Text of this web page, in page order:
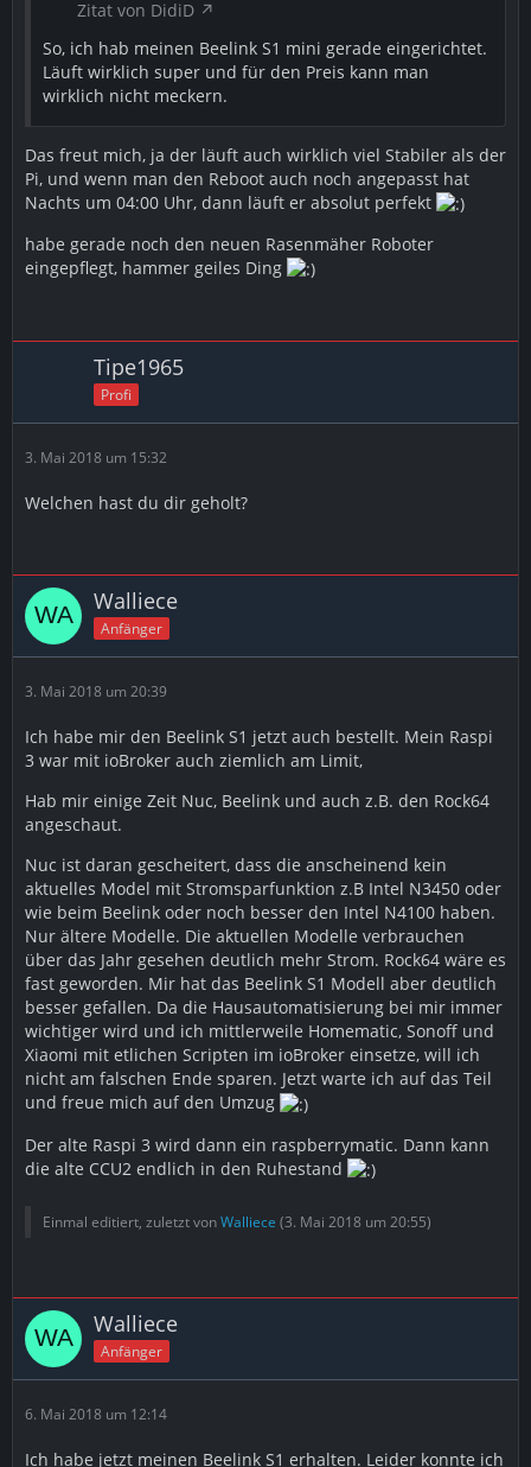
Zitat von DidiD
So, ich hab meinen Beelink S1 mini gerade eingerichtet.
Läuft wirklich super und für den Preis kann man
wirklich nicht meckern.
Das freut mich, ja der läuft auch wirklich viel Stabiler als der
Pi, und wenn man den Reboot auch noch angepasst hat
Nachts um 04:00 Uhr, dann läuft er absolut perfekt
habe gerade noch den neuen Rasenmäher Roboter
eingepflegt, hammer geiles Ding
Tipe1965
Profi
3. Mai 2018 um 15:32
Welchen hast du dir geholt?
Walliece
Anfänger
3. Mai 2018 um 20:39
Ich habe mir den Beelink S1 jetzt auch bestellt. Mein Raspi
3 war mit ioBroker auch ziemlich am Limit,
Hab mir einige Zeit Nuc, Beelink und auch z.B. den Rock64
angeschaut.
Nuc ist daran gescheitert, dass die anscheinend kein
aktuelles Model mit Stromsparfunktion z.B Intel N3450 oder
wie beim Beelink oder noch besser den Intel N4100 haben.
Nur ältere Modelle. Die aktuellen Modelle verbrauchen
über das Jahr gesehen deutlich mehr Strom. Rock64 wäre es
fast geworden. Mir hat das Beelink S1 Modell aber deutlich
besser gefallen. Da die Hausautomatisierung bei mir immer
wichtiger wird und ich mittlerweile Homematic, Sonoff und
Xiaomi mit etlichen Scripten im ioBroker einsetze, will ich
nicht am falschen Ende sparen. Jetzt warte ich auf das Teil
und freue mich auf den Umzug
Der alte Raspi 3 wird dann ein raspberrymatic. Dann kann
die alte CCU2 endlich in den Ruhestand
Einmal editiert, zuletzt vonWalliece (3. Mai 2018 um 20:55)
Walliece
Anfänger
6. Mai 2018 um 12:14
Ich habe jetzt meinen Beelink S1 erhalten. Leider konnte ich